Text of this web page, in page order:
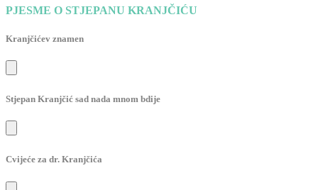
PJESME O STJEPANU KRANJČIĆU
Kranjčićev znamen
Stjepan Kranjčić sad nada mnom bdije
Cvijeće za dr. Kranjčića